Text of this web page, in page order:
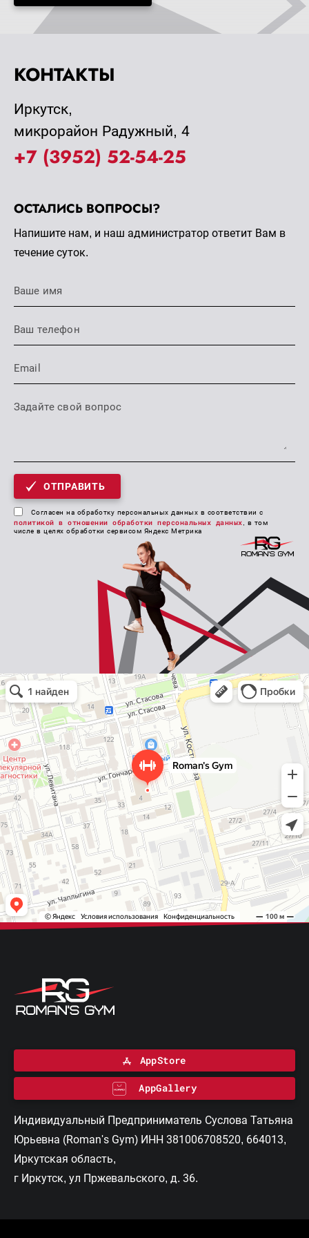
КОНТАКТЫ
Иркутск,
микрорайон Радужный, 4
+7 (3952) 52-54-25
ОСТАЛИСЬ ВОПРОСЫ?
Напишите нам, и наш администратор ответит Вам в
течение суток.
ОТПРАВИТЬ
Согласен на обработку персональных данных в соответствии с
политикой в отношении обработки персональных данных , в том
числе в целях обработки сервисом Яндекс Метрика
AppStore
AppGallery
Индивидуальный Предприниматель Суслова Татьяна
Юрьевна (Roman's Gym) ИНН 381006708520, 664013,
Иркутская область,
г Иркутск, ул Пржевальского, д. 36.